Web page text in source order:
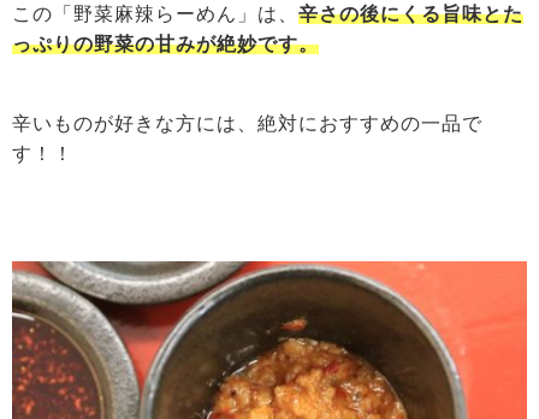
この「野菜麻辣らーめん」は、 辛さの後にくる旨味とた
っぷりの野菜の甘みが絶妙です。
辛いものが好きな方には、絶対におすすめの一品で
す！！